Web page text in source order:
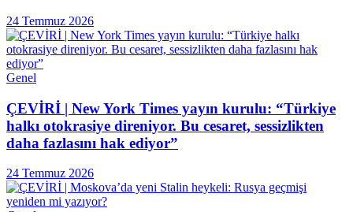
24 Temmuz 2026
Genel
ÇEVİRİ | New York Times yayın kurulu: “Türkiye
halkı otokrasiye direniyor. Bu cesaret, sessizlikten
daha fazlasını hak ediyor”
24 Temmuz 2026